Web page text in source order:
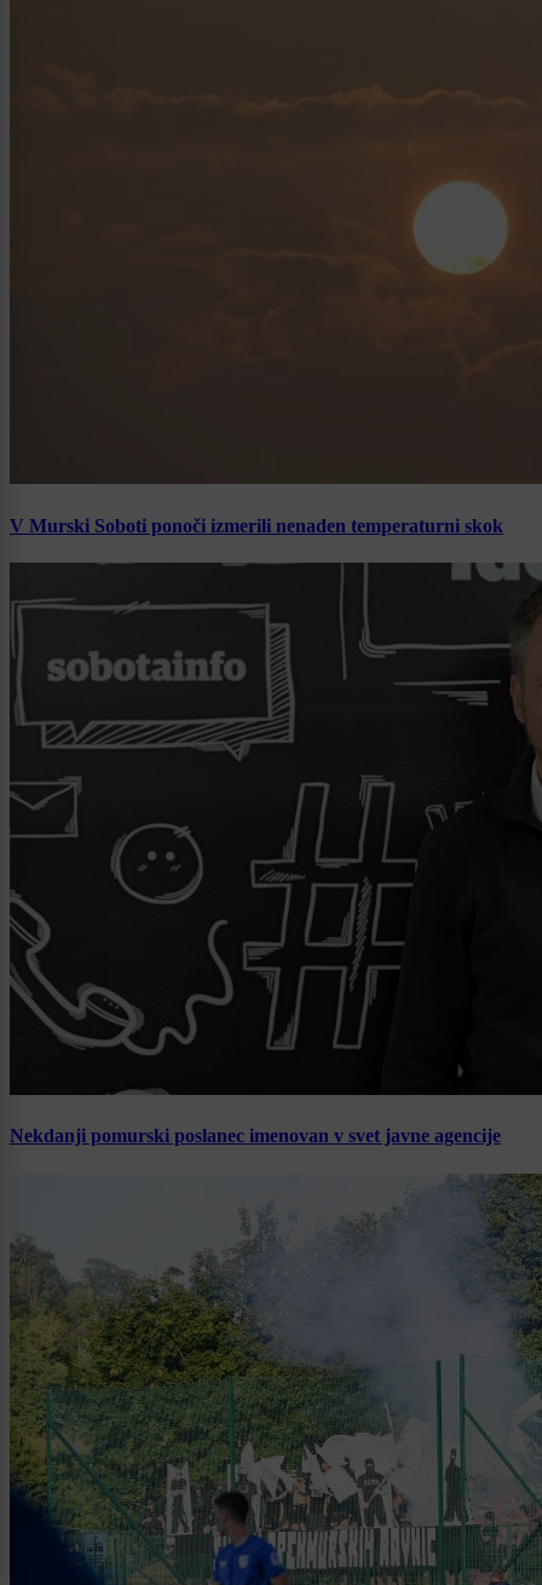
V Murski Soboti ponoči izmerili nenaden temperaturni skok
Nekdanji pomurski poslanec imenovan v svet javne agencije